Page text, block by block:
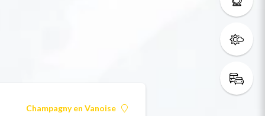
Champagny en Vanoise